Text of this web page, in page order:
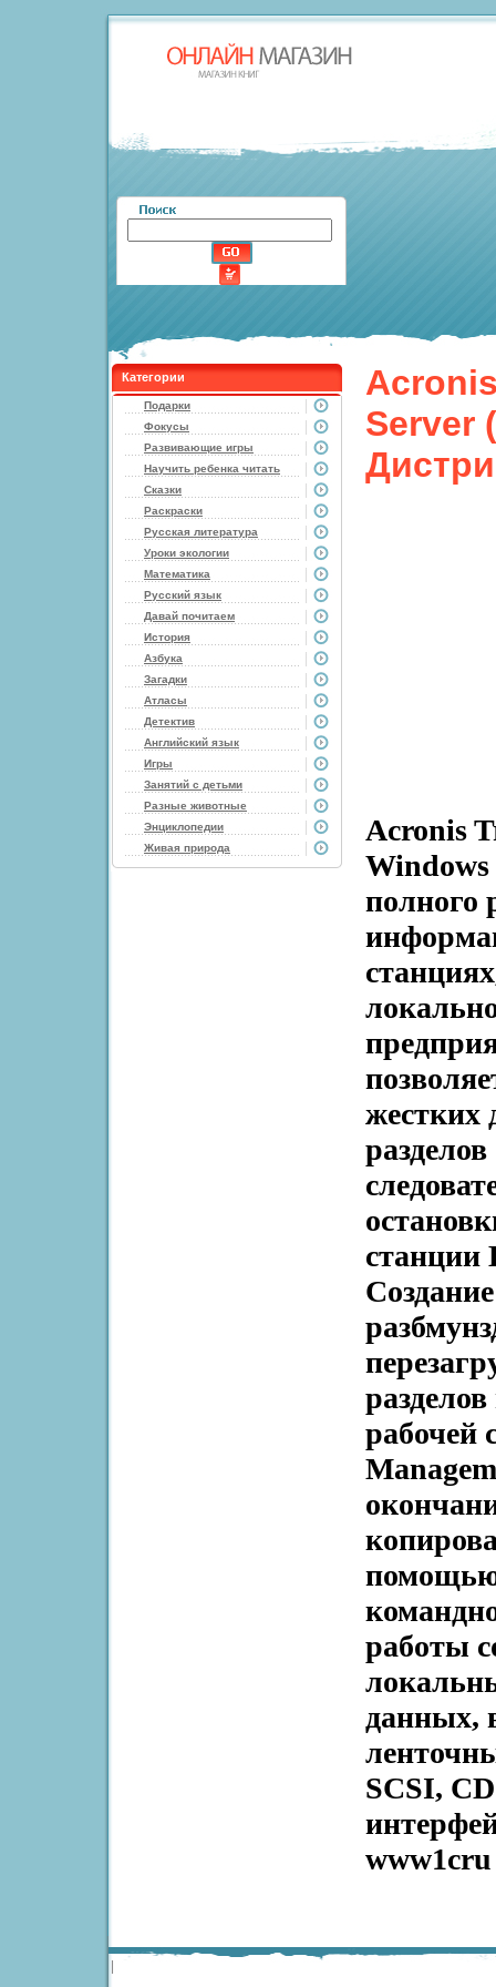
Категории
Подарки
Фокусы
Развивающие игры
Научить ребенка читать
Сказки
Раскраски
Русская литература
Уроки экологии
Математика
Русский язык
Давай почитаем
История
Азбука
Загадки
Атласы
Детектив
Английский язык
Игры
Занятий с детьми
Разные животные
Энциклопедии
Живая природа
Server
Acronis
полного
жестких
разделов
станции
рабочей
работы
данных,
SCSI,